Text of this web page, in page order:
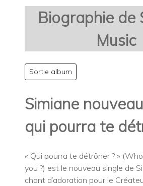
Biographie de
Music
Sortie album
Simiane
qui pourra te
« Qui pourra te détrôner ? »
you ?) est le nouveau single de
chant d’adoration pour le